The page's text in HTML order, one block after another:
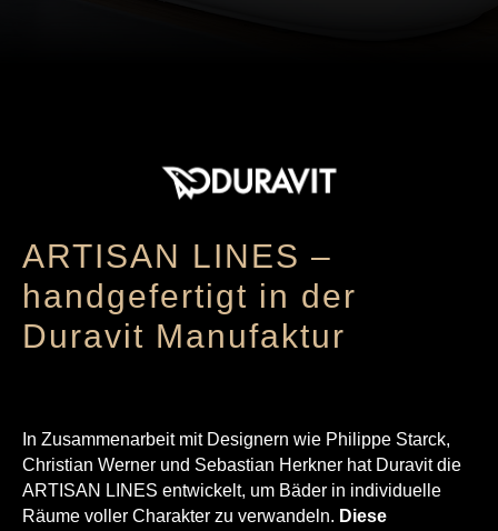
ARTISAN LINES –
handgefertigt in der
Duravit Manufaktur
In Zusammenarbeit mit Designern wie Philippe Starck,
Christian Werner und Sebastian Herkner hat Duravit die
ARTISAN LINES entwickelt, um Bäder in individuelle
Räume voller Charakter zu verwandeln. Diese